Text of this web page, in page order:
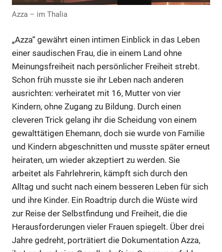
Anzeige
Anzeige
Azza – im Thalia
„Azza“ gewährt einen intimen Einblick in das Leben
einer saudischen Frau, die in einem Land ohne
Meinungsfreiheit nach persönlicher Freiheit strebt.
Schon früh musste sie ihr Leben nach anderen
ausrichten: verheiratet mit 16, Mutter von vier
Kindern, ohne Zugang zu Bildung. Durch einen
cleveren Trick gelang ihr die Scheidung von einem
gewalttätigen Ehemann, doch sie wurde von Familie
und Kindern abgeschnitten und musste später erneut
heiraten, um wieder akzeptiert zu werden. Sie
arbeitet als Fahrlehrerin, kämpft sich durch den
Alltag und sucht nach einem besseren Leben für sich
und ihre Kinder. Ein Roadtrip durch die Wüste wird
zur Reise der Selbstfindung und Freiheit, die die
Herausforderungen vieler Frauen spiegelt. Über drei
Jahre gedreht, porträtiert die Dokumentation Azza,